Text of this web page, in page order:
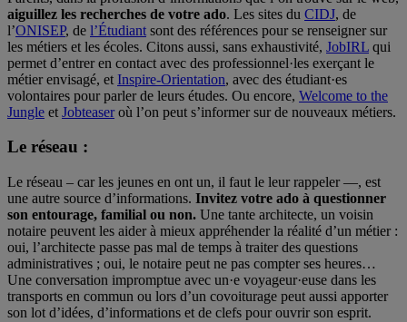
aiguillez les recherches de votre ado. Les sites du CIDJ, de
l’ONISEP, de l’Étudiant sont des références pour se renseigner sur
les métiers et les écoles. Citons aussi, sans exhaustivité, JobIRL qui
permet d’entrer en contact avec des professionnel·les exerçant le
métier envisagé, et Inspire-Orientation, avec des étudiant·es
volontaires pour parler de leurs études. Ou encore, Welcome to the
Jungle et Jobteaseroù l’on peut s’informer sur de nouveaux métiers.
Le réseau :
Le réseau – car les jeunes en ont un, il faut le leur rappeler —, est
une autre source d’informations. Invitez votre ado à questionner
son entourage, familial ou non. Une tante architecte, un voisin
notaire peuvent les aider à mieux appréhender la réalité d’un métier :
oui, l’architecte passe pas mal de temps à traiter des questions
administratives ; oui, le notaire peut ne pas compter ses heures…
Une conversation impromptue avec un·e voyageur·euse dans les
transports en commun ou lors d’un covoiturage peut aussi apporter
son lot d’idées, d’informations et de clefs pour ouvrir son esprit.